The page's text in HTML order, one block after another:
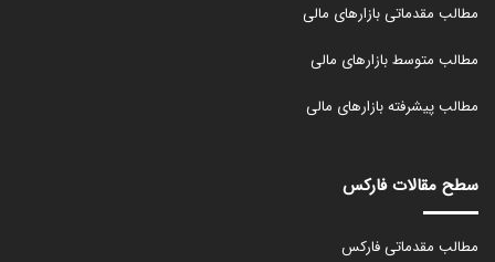
مطالب مقدماتی بازارهای مالی
مطالب متوسط بازارهای مالی
مطالب پیشرفته بازارهای مالی
سطح مقالات فارکس
مطالب مقدماتی فارکس